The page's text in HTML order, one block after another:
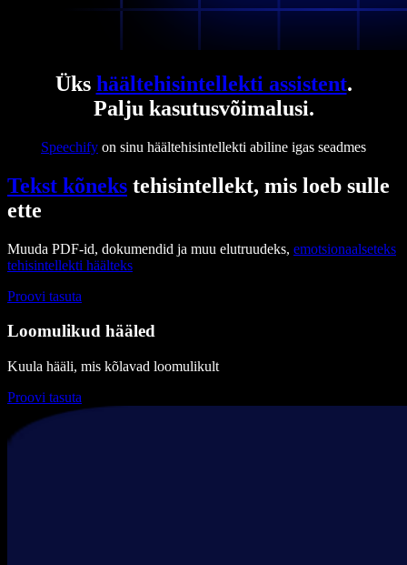
Üks häältehisintellekti assistent.
Palju kasutusvõimalusi.
Speechify on sinu häältehisintellekti abiline igas seadmes
Tekst kõneks tehisintellekt, mis loeb sulle
ette
Muuda PDF-id, dokumendid ja muu elutruudeks, emotsionaalseteks
tehisintellekti häälteks
Proovi tasuta
Loomulikud hääled
Kuula hääli, mis kõlavad loomulikult
Proovi tasuta